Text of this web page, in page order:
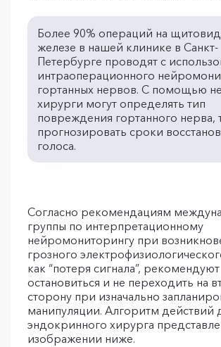
Более 90% операций на
железе в нашей клинике в Санкт-
Петербурге проводят с
интраоперационного
гортанных нервов. С помощью
хирурги могут определять тип
повреждения гортанного нерва,
прогнозировать сроки
голоса.
Согласно рекомендациям
группы по интерпретационному
нейромониторингу при
грозного
как “потеря сигнала”, рекомендуют
остановиться и не переходить на
сторону при изначально
манипуляции. Алгоритм действий
эндокринного хирурга
изображении ниже.